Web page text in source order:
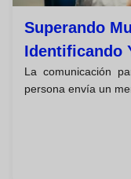
Superando
Identificando
Barreras De
La comunicación
persona envía un